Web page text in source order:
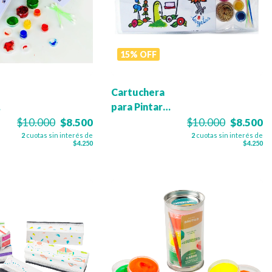
$10.000 $8.500
2 cuotas sin interés de
$4.250
15% OFF
Cartuchera
para Pintar
$10.000 $8.500
2 cuotas sin interés de
$4.250